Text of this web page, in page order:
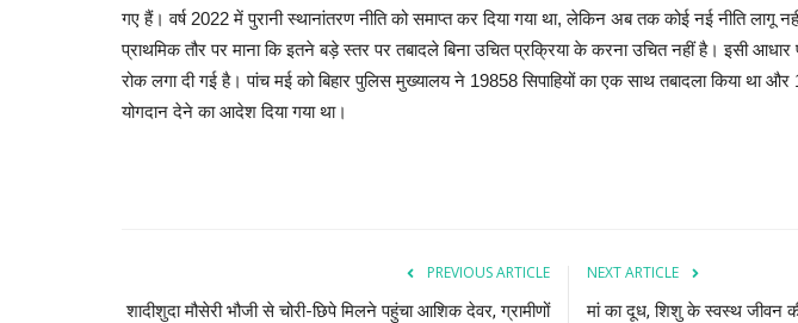
गए हैं। वर्ष 2022 में पुरानी स्थानांतरण नीति को समाप्त कर दिया गया था, लेकिन अब तक कोई नई नीति लागू
प्राथमिक तौर पर माना कि इतने बड़े स्तर पर तबादले बिना उचित प्रक्रिया के करना उचित नहीं है। इसी
रोक लगा दी गई है। पांच मई को बिहार पुलिस मुख्यालय ने 19858 सिपाहियों का एक साथ तबादला किया था
योगदान देने का आदेश दिया गया था।
PREVIOUS ARTICLE
शादीशुदा मौसेरी भौजी से चोरी-छिपे मिलने पहुंचा आशिक देवर, ग्रामीणों
NEXT ARTICLE
मां का दूध, शिशु के स्वस्थ जीवन